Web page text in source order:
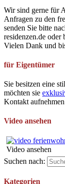
Wir sind gerne für
Anfragen zu den
senden Sie bitte
residenzen.de oder
Vielen Dank und
für Eigentümer
Sie besitzen eine
möchten sie
Kontakt
Video ansehen
Video ansehen
Suchen nach:
Kategorien